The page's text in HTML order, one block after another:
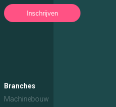
Inschrijven
Branches
Machinebouw